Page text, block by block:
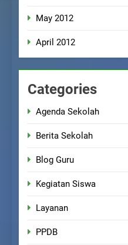
May 2012
April 2012
Categories
Agenda Sekolah
Berita Sekolah
Blog Guru
Kegiatan Siswa
Layanan
PPDB